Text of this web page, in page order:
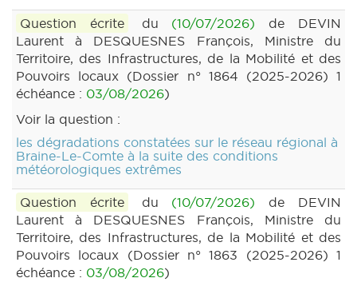
Question écrite du (10/07/2026) de DEVIN
Laurent à DESQUESNES François, Ministre du
Territoire, des Infrastructures, de la Mobilité et des
Pouvoirs locaux (Dossier n° 1864 (2025-2026) 1
échéance : 03/08/2026)
Voir la question :
les dégradations constatées sur le réseau régional à
Braine-Le-Comte à la suite des conditions
météorologiques extrêmes
Question écrite du (10/07/2026) de DEVIN
Laurent à DESQUESNES François, Ministre du
Territoire, des Infrastructures, de la Mobilité et des
Pouvoirs locaux (Dossier n° 1863 (2025-2026) 1
échéance : 03/08/2026)